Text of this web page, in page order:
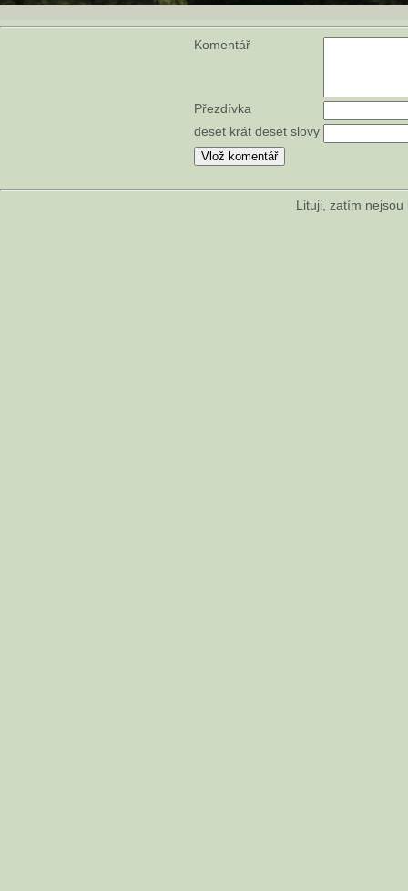
Komentář
Přezdívka
deset krát deset slovy
Lituji, zatím